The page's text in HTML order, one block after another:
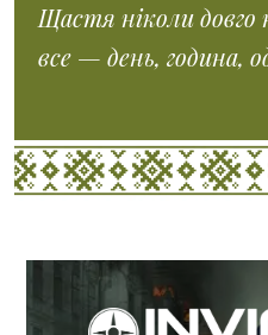
Щастя ніколи
все — день, година,